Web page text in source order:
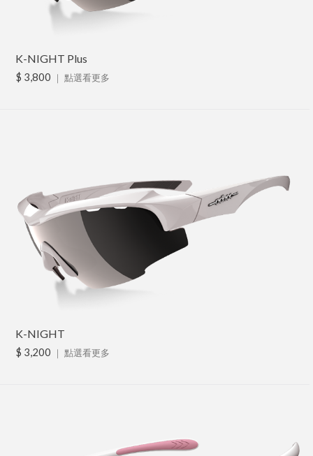
K-NIGHT Plus
$ 3,800 ｜ 點選看更多
K-NIGHT
$ 3,200 ｜ 點選看更多